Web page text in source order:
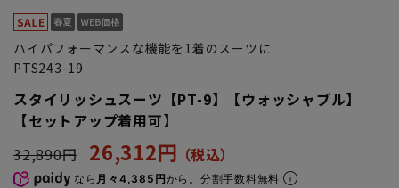
ハイパフォーマンスな機能を1着のスーツに
PTS243-19
スタイリッシュスーツ【PT-9】【ウォッシャブル】
【セットアップ着用可】
32,890円
26,312円
なら 月々4,385円から。分割手数料無料